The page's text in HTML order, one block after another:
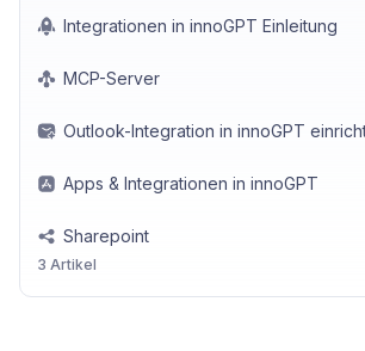
Integrationen in innoGPT Einleitung
MCP-Server
Outlook-Integration in innoGPT
Apps & Integrationen in innoGPT
Sharepoint
3 Artikel